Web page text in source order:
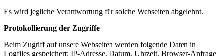
Es wird jegliche Verantwortung für solche Webseiten abgelehnt.
Protokollierung der Zugriffe
Beim Zugriff auf unsere Webseiten werden folgende Daten in
Logfiles gespeichert: IP-Adresse, Datum, Uhrzeit, Browser-Anfrage